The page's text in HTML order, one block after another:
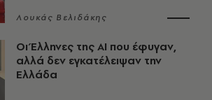
Λουκάς Βελιδάκης
Οι Έλληνες της ΑΙ που έφυγαν,
αλλά δεν εγκατέλειψαν την
Ελλάδα